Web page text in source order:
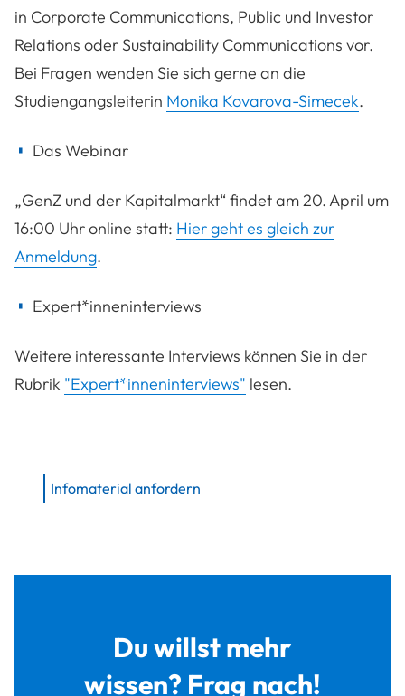
in Corporate Communications, Public und Investor
Relations oder Sustainability Communications vor.
Bei Fragen wenden Sie sich gerne an die
Studiengangsleiterin Monika Kovarova-Simecek.
Das Webinar
„GenZ und der Kapitalmarkt“ findet am 20. April um
16:00 Uhr online statt: Hier geht es gleich zur
Anmeldung.
Expert*inneninterviews
Weitere interessante Interviews können Sie in der
Rubrik "Expert*inneninterviews" lesen.
Infomaterial anfordern
Du willst mehr
wissen? Frag nach!